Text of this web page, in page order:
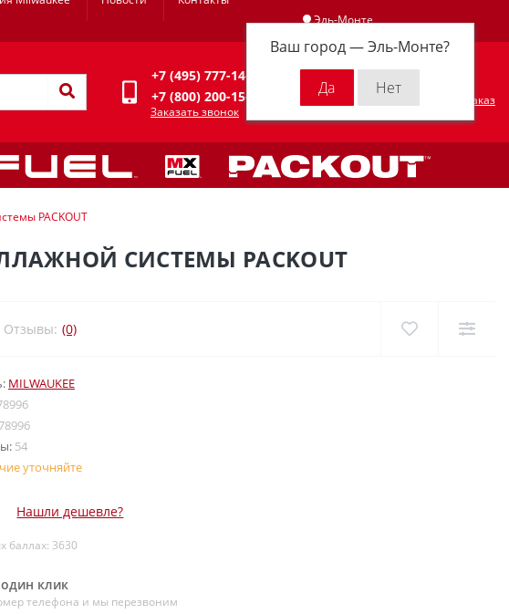
Эль-Монте
Ваш город —Эль-Монте?
Личный кабинет
+7 (495) 777-14-94
+7 (800) 200-15-94
Заказать звонок
Оформить заказ
PACKOUT
СИСТЕМЫ PACKOUT
Отзывы: (0)
MILWAUKEE
54
уточняйте
Нашли дешевле?
баллах: 3630
клик
телефона и мы перезвоним